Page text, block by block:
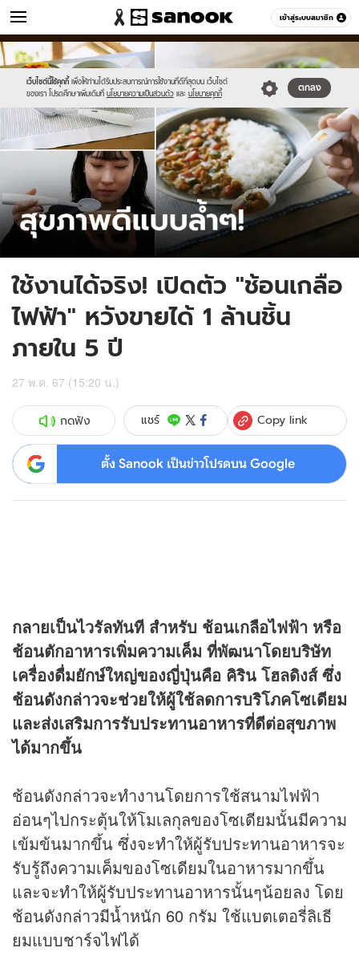
เข้าสู่ระบบสมาชิก
ข่าว หมวดอื่นๆ
เว็บไซต์นี้ใช้คุกกี้ เพื่อให้ท่านได้รับประสบการณ์การใช้งานที่ดีที่สุดบน เว็บไซต์
ของเรา โปรดศึกษาเพิ่มเติมที่ นโยบายความเป็นส่วนตัว และ นโยบายคุกกี้
ตกลง
Sanook
//s.isanook.com/sr/0/images/logo-
new-
sanook.png
600
60
//s.isanook.com/ns/0/ud/1878/9394070/uu(3).jpg
ใช้งานได้จริง! เปิดตัว "ช้อนเกลือ
ไฟฟ้า" หวังขายได้ 1 ล้านชิ้น
ภายใน 5 ปี
27 พ.ค. 67 (15:20 น.)
กดฟัง แชร์ Copy link
ตั้ง Sanook เป็นข่าวโปรดบน Google
กลายเป็นไวรัลทันที สำหรับ ช้อนเกลือไฟฟ้า หรือ
ช้อนตักอาหารเพิ่มความเค็ม ที่พัฒนาโดยบริษัท
เครื่องดื่มยักษ์ใหญ่ของญี่ปุ่นคือ คิริน โฮลดิงส์ ซึ่ง
ช้อนดังกล่าวจะช่วยให้ผู้ใช้ลดการบริโภคโซเดียม
และส่งเสริมการรับประทานอาหารที่ดีต่อสุขภาพ
ได้มากขึ้น
ช้อนดังกล่าวจะทำงานโดยการใช้สนามไฟฟ้า
อ่อนๆไปกระตุ้นให้โมเลกุลของโซเดียมนั้นมีความ
เข้มข้นมากขึ้น ซึ่งจะทำให้ผู้รับประทานอาหารจะ
รับรู้ถึงความเค็มของโซเดียมในอาหารมากขึ้น
และจะทำให้ผู้รับประทานอาหารนั้นๆน้อยลง โดย
ช้อนดังกล่าวมีน้ำหนัก 60 กรัม ใช้แบตเตอรี่ลิเธี
ยมแบบชาร์จไฟได้